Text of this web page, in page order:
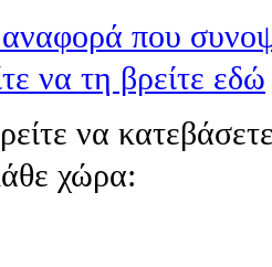
που
να τη βρείτε εδώ
να
χώρα: